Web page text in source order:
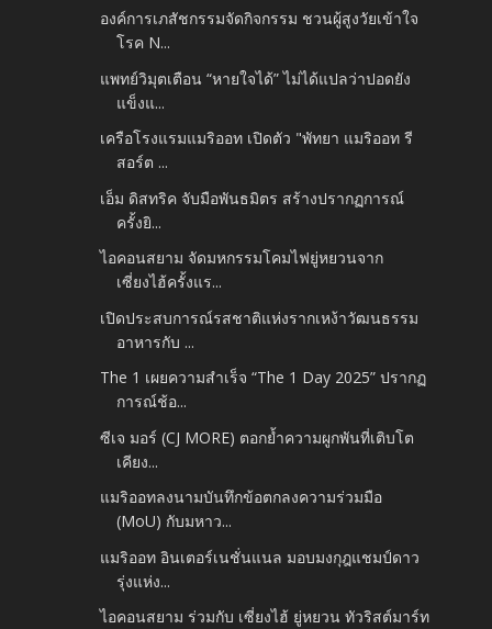
องค์การเภสัชกรรมจัดกิจกรรม ชวนผู้สูงวัยเข้าใจ
โรค N...
แพทย์วิมุตเตือน “หายใจได้” ไม่ได้แปลว่าปอดยัง
แข็งแ...
เครือโรงแรมแมริออท เปิดตัว "พัทยา แมริออท รี
สอร์ต ...
เอ็ม ดิสทริค จับมือพันธมิตร สร้างปรากฏการณ์
ครั้งยิ...
ไอคอนสยาม จัดมหกรรมโคมไฟยู่หยวนจาก
เซี่ยงไฮ้ครั้งแร...
เปิดประสบการณ์รสชาติแห่งรากเหง้าวัฒนธรรม
อาหารกับ ...
The 1 เผยความสำเร็จ “The 1 Day 2025” ปรากฏ
การณ์ช้อ...
ซีเจ มอร์ (CJ MORE) ตอกย้ำความผูกพันที่เติบโต
เคียง...
แมริออทลงนามบันทึกข้อตกลงความร่วมมือ
(MoU) กับมหาว...
แมริออท อินเตอร์เนชั่นแนล มอบมงกุฎแชมป์ดาว
รุ่งแห่ง...
ไอคอนสยาม ร่วมกับ เซี่ยงไฮ้ ยู่หยวน ทัวริสต์มาร์ท